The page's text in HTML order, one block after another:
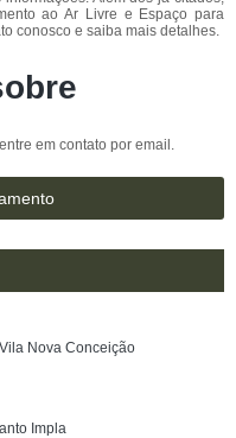
ao Ar Livre e Espaço para
conosco e saiba mais detalhes.
em contato por email.
Nova Conceição
Impla